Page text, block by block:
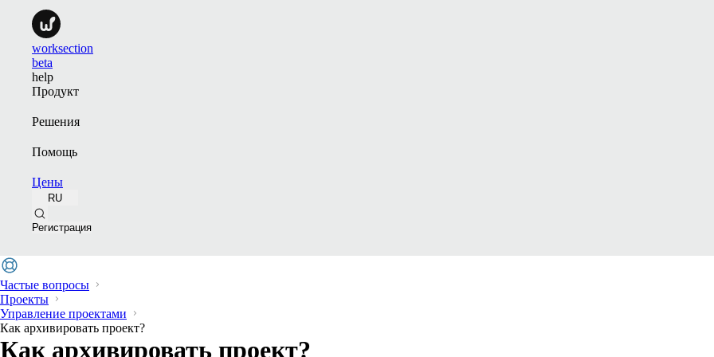
worksection
beta
help
Продукт
Решения
Помощь
Цены
RU
Регистрация
Частые вопросы
Проекты
Управление проектами
Как архивировать проект?
Как архивировать проект?